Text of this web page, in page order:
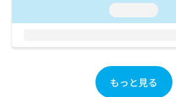
もっと見る